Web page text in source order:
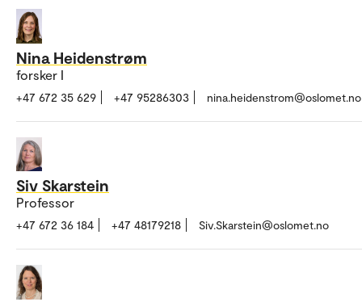
Nina Heidenstrøm
forsker I
+47 672 35 629 +47 95286303 nina.heidenstrom@oslomet.no
Siv Skarstein
Professor
+47 672 36 184 +47 48179218 Siv.Skarstein@oslomet.no